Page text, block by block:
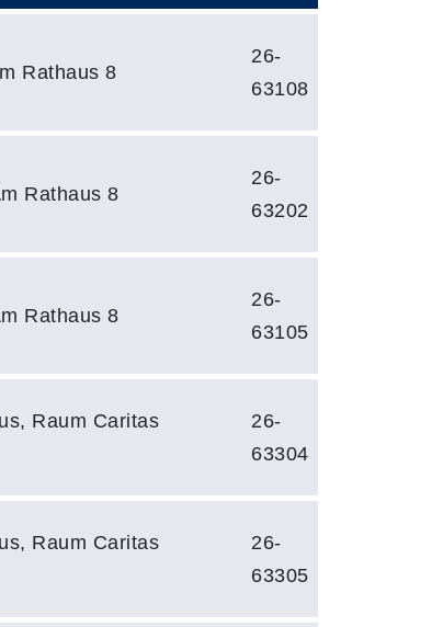
Rathaus 8
26-
63108
Rathaus 8
26-
63202
Rathaus 8
26-
63105
Raum Caritas
26-
63304
Raum Caritas
26-
63305